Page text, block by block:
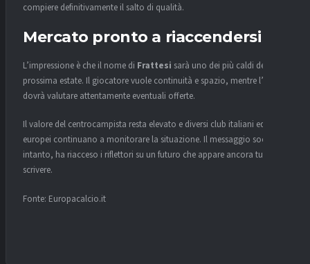
compiere definitivamente il salto di qualità.
Mercato pronto a riaccendersi
L’impressione è che il nome di Frattesi sarà uno dei più caldi della
prossima estate. Il giocatore vuole continuità e spazio, mentre l’
dovrà valutare attentamente eventuali offerte.
Il valore del centrocampista resta elevato e diversi club italiani ed
europei continuano a monitorare la situazione. Il messaggio social,
intanto, ha riacceso i riflettori su un futuro che appare ancora tutto da
scrivere.
Fonte: Europacalcio.it